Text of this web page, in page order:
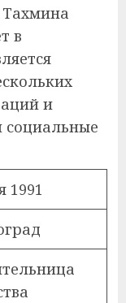
в
и
социальные
1991